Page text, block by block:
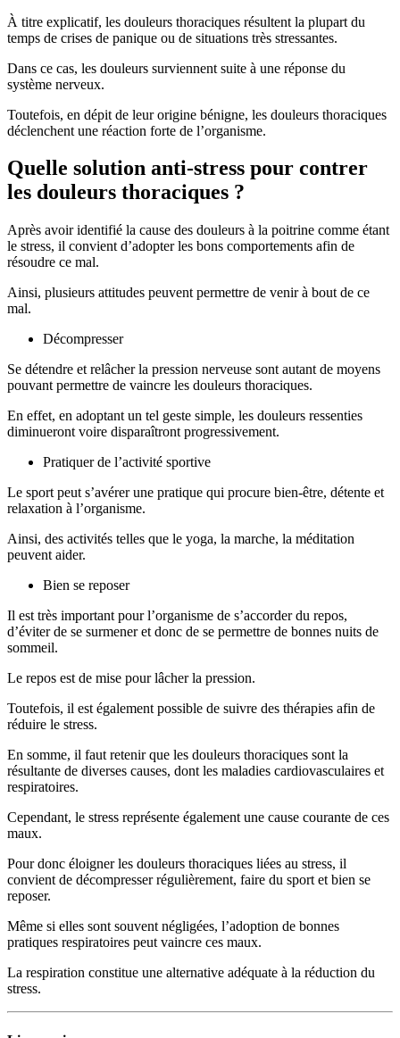
À titre explicatif, les douleurs thoraciques résultent la plupart du
temps de crises de panique ou de situations très stressantes.
Dans ce cas, les douleurs surviennent suite à une réponse du
système nerveux.
Toutefois, en dépit de leur origine bénigne, les douleurs thoraciques
déclenchent une réaction forte de l’organisme.
Quelle solution anti-stress pour contrer
les douleurs thoraciques ?
Après avoir identifié la cause des douleurs à la poitrine comme étant
le stress, il convient d’adopter les bons comportements afin de
résoudre ce mal.
Ainsi, plusieurs attitudes peuvent permettre de venir à bout de ce
mal.
Décompresser
Se détendre et relâcher la pression nerveuse sont autant de moyens
pouvant permettre de vaincre les douleurs thoraciques.
En effet, en adoptant un tel geste simple, les douleurs ressenties
diminueront voire disparaîtront progressivement.
Pratiquer de l’activité sportive
Le sport peut s’avérer une pratique qui procure bien-être, détente et
relaxation à l’organisme.
Ainsi, des activités telles que le yoga, la marche, la méditation
peuvent aider.
Bien se reposer
Il est très important pour l’organisme de s’accorder du repos,
d’éviter de se surmener et donc de se permettre de bonnes nuits de
sommeil.
Le repos est de mise pour lâcher la pression.
Toutefois, il est également possible de suivre des thérapies afin de
réduire le stress.
En somme, il faut retenir que les douleurs thoraciques sont la
résultante de diverses causes, dont les maladies cardiovasculaires et
respiratoires.
Cependant, le stress représente également une cause courante de ces
maux.
Pour donc éloigner les douleurs thoraciques liées au stress, il
convient de décompresser régulièrement, faire du sport et bien se
reposer.
Même si elles sont souvent négligées, l’adoption de bonnes
pratiques respiratoires peut vaincre ces maux.
La respiration constitue une alternative adéquate à la réduction du
stress.